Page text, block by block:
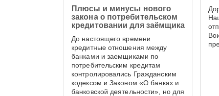
Плюсы и минусы нового
закона о потребительском
кредитовании для заёмщика
До настоящего времени
кредитные отношения между
банками и заемщиками по
потребительским кредитам
контролировались Гражданским
кодексом и Законом «О банках и
банковской деятельности», но для